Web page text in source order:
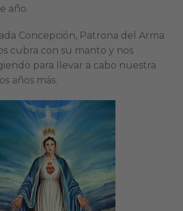
año.
Concepción, Patrona del Arma
cubra con su manto y nos
para llevar a cabo nuestra
años más.